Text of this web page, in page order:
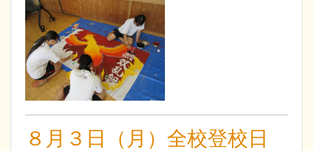
８月３日（月）全校登校日